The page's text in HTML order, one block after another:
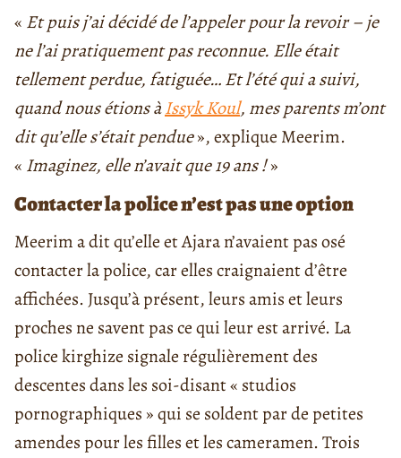
« Et puis j’ai décidé de l’appeler pour la revoir – je
ne l’ai pratiquement pas reconnue. Elle était
tellement perdue, fatiguée… Et l’été qui a suivi,
quand nous étions àIssyk Koul, mes parents m’ont
dit qu’elle s’était pendue», explique Meerim.
« Imaginez, elle n’avait que 19 ans !»
Contacter la police n’est pas une option
Meerim a dit qu’elle et Ajara n’avaient pas osé
contacter la police, car elles craignaient d’être
affichées. Jusqu’à présent, leurs amis et leurs
proches ne savent pas ce qui leur est arrivé. La
police kirghize signale régulièrement des
descentes dans les soi-disant « studios
pornographiques » qui se soldent par de petites
amendes pour les filles et les cameramen. Trois